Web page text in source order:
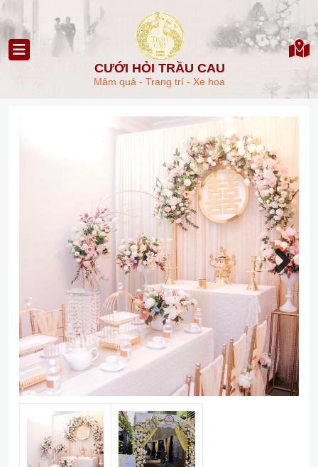
CƯỚI HỎI TRẦU CAU
Mâm quả - Trang trí - Xe hoa
Next